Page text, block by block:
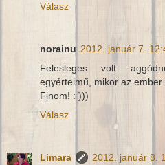
Válasz
norainu 2012. január 7.
Felesleges volt
egyértelmű, mikor az ember
Finom! : )))
Válasz
Limara
2012. január 8.